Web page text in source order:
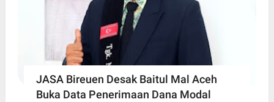
JASA Bireuen Desak Baitul Mal Aceh
Buka Data Penerimaan Dana Modal